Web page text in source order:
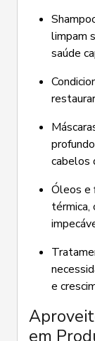
limpam
saúde
cabelos
Óleos e
térmica,
e
em